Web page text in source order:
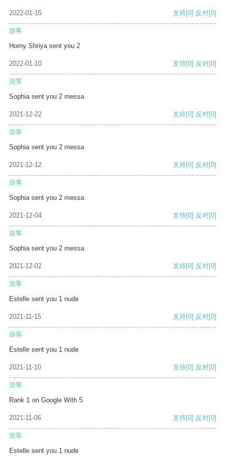
2022-01-15 支持[0] 反对[0]
游客
Horny Shriya sent you 2
2022-01-10 支持[0] 反对[0]
游客
Sophia sent you 2 messa
2021-12-22 支持[0] 反对[0]
游客
Sophia sent you 2 messa
2021-12-12 支持[0] 反对[0]
游客
Sophia sent you 2 messa
2021-12-04 支持[0] 反对[0]
游客
Sophia sent you 2 messa
2021-12-02 支持[0] 反对[0]
游客
Estelle sent you 1 nude
2021-11-15 支持[0] 反对[0]
游客
Estelle sent you 1 nude
2021-11-10 支持[0] 反对[0]
游客
Rank 1 on Google With 5
2021-11-06 支持[0] 反对[0]
游客
Estelle sent you 1 nude